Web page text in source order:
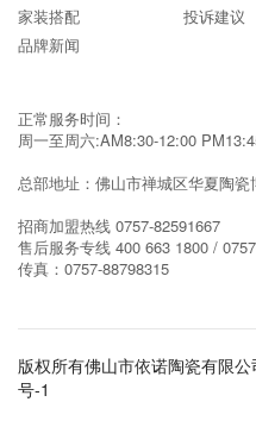
家装搭配
品牌新闻
投诉建议
正常服务时间：
周一至周六:AM8:30-12:00
总部地址：佛山市禅城区华夏陶
招商加盟热线 0757-82591667
售后服务专线 400 663 1800 /
传真： 0757-88798315
版权所有佛山市依诺陶瓷有限
号-1